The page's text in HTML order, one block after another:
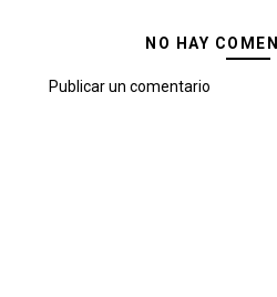
NO HAY
Publicar un comentario